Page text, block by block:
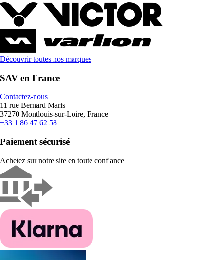
Découvrir toutes nos marques
SAV en France
Contactez-nous
11 rue Bernard Maris
37270 Montlouis-sur-Loire, France
+33 1 86 47 62 58
Paiement sécurisé
Achetez sur notre site en toute confiance